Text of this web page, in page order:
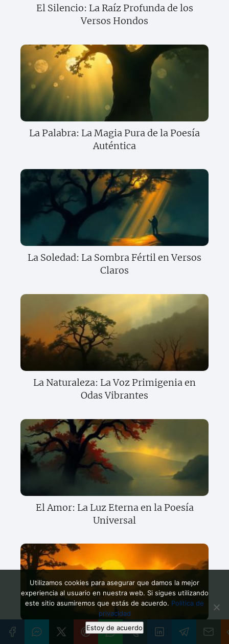
El Silencio: La Raíz Profunda de los
Versos Hondos
La Palabra: La Magia Pura de la Poesía
Auténtica
La Soledad: La Sombra Fértil en Versos
Claros
La Naturaleza: La Voz Primigenia en
Odas Vibrantes
El Amor: La Luz Eterna en la Poesía
Universal
Versos: El Fuego Sagrado que Jamás se
Utilizamos cookies para asegurar que damos la mejor
experiencia al usuario en nuestra web. Si sigues utilizando
este sitio asumiremos que estás de acuerdo. Política de
privacidad
Estoy de acuerdo